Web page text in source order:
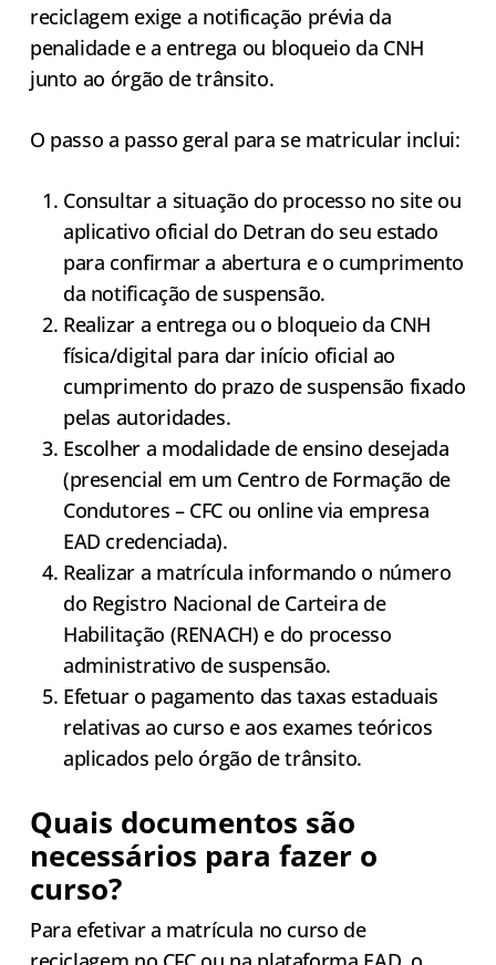
reciclagem exige a notificação prévia da
penalidade e a entrega ou bloqueio da CNH
junto ao órgão de trânsito.
O passo a passo geral para se matricular inclui:
Consultar a situação do processo no site ou
aplicativo oficial do Detran do seu estado
para confirmar a abertura e o cumprimento
da notificação de suspensão.
Realizar a entrega ou o bloqueio da CNH
física/digital para dar início oficial ao
cumprimento do prazo de suspensão fixado
pelas autoridades.
Escolher a modalidade de ensino desejada
(presencial em um Centro de Formação de
Condutores – CFC ou online via empresa
EAD credenciada).
Realizar a matrícula informando o número
do Registro Nacional de Carteira de
Habilitação (RENACH) e do processo
administrativo de suspensão.
Efetuar o pagamento das taxas estaduais
relativas ao curso e aos exames teóricos
aplicados pelo órgão de trânsito.
Quais documentos são
necessários para fazer o
curso?
Para efetivar a matrícula no curso de